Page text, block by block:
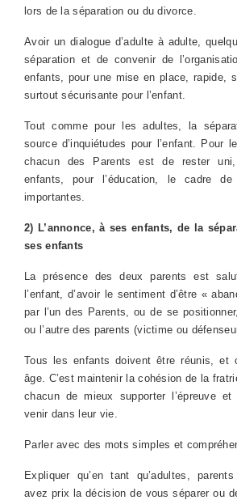
lors de la séparation ou du divorce.
Avoir un dialogue d’adulte à adulte,
séparation et de convenir de
enfants, pour une mise en place, rapide,
surtout sécurisante pour l’enfant.
Tout comme pour les adultes, la
source d’inquiétudes pour l’enfant. Pour
chacun des Parents est de rester
enfants, pour l’éducation, le cadre
importantes.
2) L’annonce, à ses enfants, de la
ses enfants
La présence des deux parents est
l’enfant, d’avoir le sentiment d’être «
par l’un des Parents, ou de se
ou l’autre des parents (victime ou
Tous les enfants doivent être réunis, et
âge. C’est maintenir la cohésion de la
chacun de mieux supporter l’épreuve
venir dans leur vie.
Parler avec des mots simples et
Expliquer qu’en tant qu’adultes,
avez prix la décision de vous séparer ou